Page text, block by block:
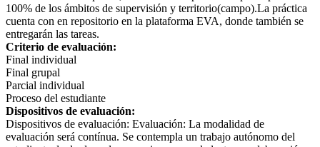
100% de los ámbitos de supervisión y territorio(campo).La práctica
cuenta con en repositorio en la plataforma EVA, donde también se
entregarán las tareas.
Criterio de evaluación:
Final individual
Final grupal
Parcial individual
Proceso del estudiante
Dispositivos de evaluación:
Dispositivos de evaluación: Evaluación: La modalidad de
evaluación será contínua. Se contempla un trabajo autónomo del